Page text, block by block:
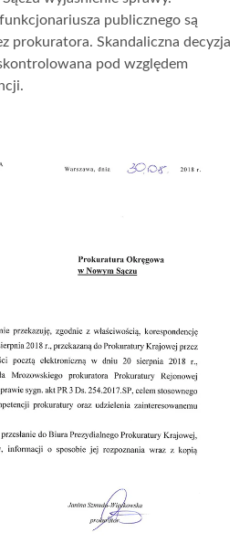
publicznego są
prokuratora. Skandaliczna decyzja
pod względem